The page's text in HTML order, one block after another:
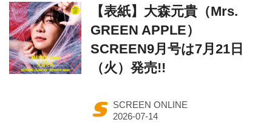
【表紙】大森元貴（Mrs.
GREEN APPLE）
SCREEN9月号は7月21日
（火）発売!!
SCREEN ONLINE